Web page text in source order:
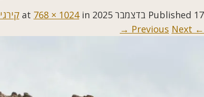
Published 17 בדצמבר 2025 768 × 1024in
← Previous
Next →